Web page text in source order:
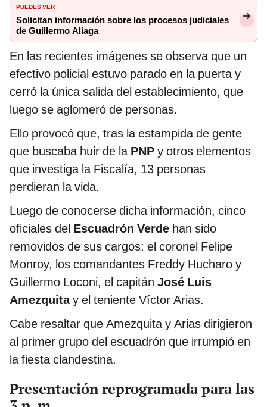
PUEDES VER
Solicitan información sobre los procesos judiciales
de Guillermo Aliaga
En las recientes imágenes se observa que un
efectivo policial estuvo parado en la puerta y
cerró la única salida del establecimiento, que
luego se aglomeró de personas.
Ello provocó que, tras la estampida de gente
que buscaba huir de la PNP y otros elementos
que investiga la Fiscalía, 13 personas
perdieran la vida.
Luego de conocerse dicha información, cinco
oficiales del Escuadrón Verde han sido
removidos de sus cargos: el coronel Felipe
Monroy, los comandantes Freddy Hucharo y
Guillermo Loconi, el capitán José Luis
Amezquitay el teniente Víctor Arias.
Cabe resaltar que Amezquita y Arias dirigieron
al primer grupo del escuadrón que irrumpió en
la fiesta clandestina.
Presentación reprogramada para las